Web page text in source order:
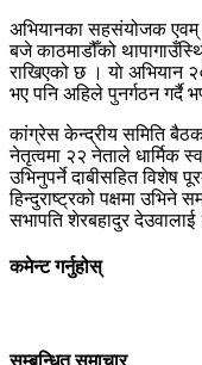
अभियानका सहसंयोजक एवम्‌
बजे काठमाडौँको
राखिएको छ । याे अभियान
भए पनि अहिले पुनर्गठन गर्दै
कांग्रेस केन्द्रीय समिति
नेतृत्वमा २२ नेताले धार्मिक
उभिनुपर्ने दाबीसहित विशेष
हिन्दुराष्ट्रको पक्षमा उभिने
सभापति शेरबहादुर
कमेन्ट गर्नुहोस्
सम्बन्धित समाचार